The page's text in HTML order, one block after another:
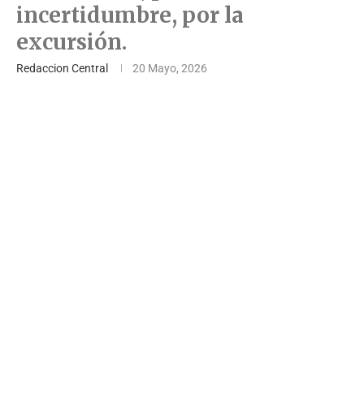
incertidumbre, por la
excursión.
Redaccion Central 20 Mayo, 2026